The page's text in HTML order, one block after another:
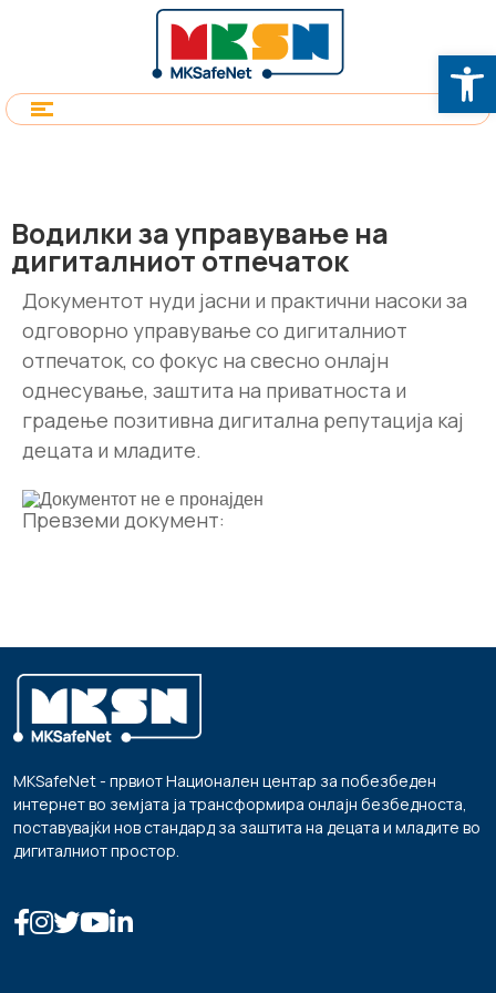
Водилки за управување на
дигиталниот отпечаток
Документот нуди јасни и практични насоки за
одговорно управување со дигиталниот
отпечаток, со фокус на свесно онлајн
однесување, заштита на приватноста и
градење позитивна дигитална репутација кај
децата и младите.
Превземи документ:
MKSafeNet - првиот Национален центар за побезбеден
интернет во земјата ја трансформира онлајн безбедноста,
поставувајќи нов стандард за заштита на децата и младите во
дигиталниот простор.